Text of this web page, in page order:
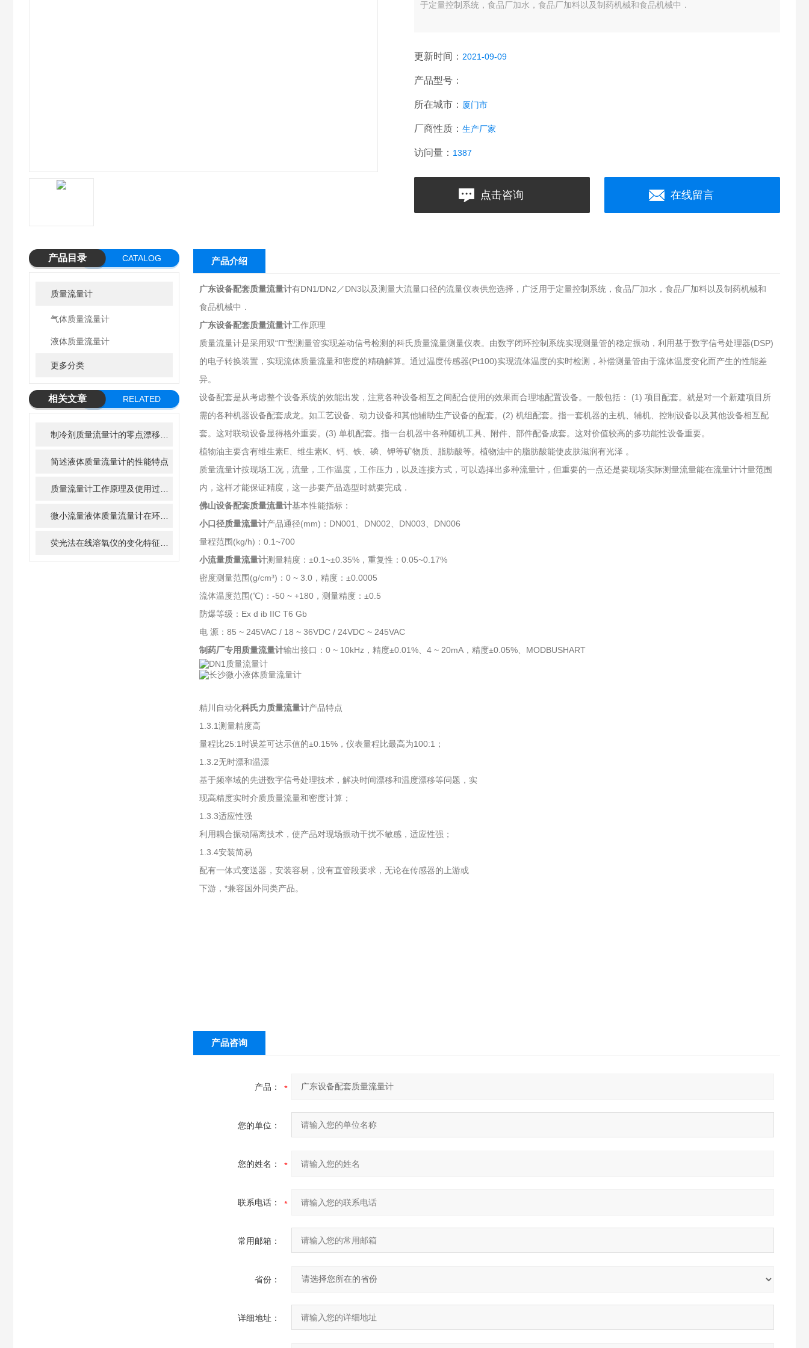
于定量控制系统，食品厂加水，食品厂加料以及制药机械和食品机械中．
更新时间： 2021-09-09
产品型号：
所在城市： 厦门市
厂商性质： 生产厂家
访问量： 1387
点击咨询 在线留言
产品目录 CATALOG
质量流量计
气体质量流量计
液体质量流量计
更多分类
相关文章
RELATED
简述液体质量流量计的性能特点
产品介绍
广东设备配套质量流量计有DN1/DN2／DN3以及测量大流量口径的流量仪表供您选择，广泛用于定量控制系统，食品厂加水，食品厂加料以及制药机械和
食品机械中．
广东设备配套质量流量计工作原理
质量流量计是采用双“Π”型测量管实现差动信号检测的科氏质量流量测量仪表。由数字闭环控制系统实现测量管的稳定振动，利用基于数字信号处理器(DSP)
的电子转换装置，实现流体质量流量和密度的精确解算。通过温度传感器(Pt100)实现流体温度的实时检测，补偿测量管由于流体温度变化而产生的性能差
异。
设备配套是从考虑整个设备系统的效能出发，注意各种设备相互之间配合使用的效果而合理地配置设备。一般包括： (1) 项目配套。就是对一个新建项目所
需的各种机器设备配套成龙。如工艺设备、动力设备和其他辅助生产设备的配套。(2) 机组配套。指一套机器的主机、辅机、控制设备以及其他设备相互配
套。这对联动设备显得格外重要。(3) 单机配套。指一台机器中各种随机工具、附件、部件配备成套。这对价值较高的多功能性设备重要。
植物油主要含有维生素E、维生素K、钙、铁、磷、钾等矿物质、脂肪酸等。植物油中的脂肪酸能使皮肤滋润有光泽 。
质量流量计按现场工况，流量，工作温度，工作压力，以及连接方式，可以选择出多种流量计，但重要的一点还是要现场实际测量流量能在流量计计量范围
内，这样才能保证精度，这一步要产品选型时就要完成．
佛山设备配套质量流量计基本性能指标：
小口径质量流量计产品通径(mm)：DN001、DN002、DN003、DN006
量程范围(kg/h)：0.1~700
小流量质量流量计测量精度：±0.1~±0.35%，重复性：0.05~0.17%
密度测量范围(g/cm³)：0 ~ 3.0，精度：±0.0005
流体温度范围(℃)：-50 ~ +180，测量精度：±0.5
防爆等级：Ex d ib IIC T6 Gb
电 源：85 ~ 245VAC / 18 ~ 36VDC / 24VDC ~ 245VAC
制药厂专用质量流量计输出接口：0 ~ 10kHz，精度±0.01%、4 ~ 20mA，精度±0.05%、MODBUSHART
精川自动化科氏力质量流量计产品特点
1.3.1测量精度高
量程比25:1时误差可达示值的±0.15%，仪表量程比最高为100:1；
1.3.2无时漂和温漂
基于频率域的先进数字信号处理技术，解决时间漂移和温度漂移等问题，实
现高精度实时介质质量流量和密度计算；
1.3.3适应性强
利用耦合振动隔离技术，使产品对现场振动干扰不敏感，适应性强；
1.3.4安装简易
配有一体式变送器，安装容易，没有直管段要求，无论在传感器的上游或
下游，*兼容国外同类产品。
产品咨询
产品：
您的单位：
您的姓名：
联系电话：
常用邮箱：
省份：
详细地址：